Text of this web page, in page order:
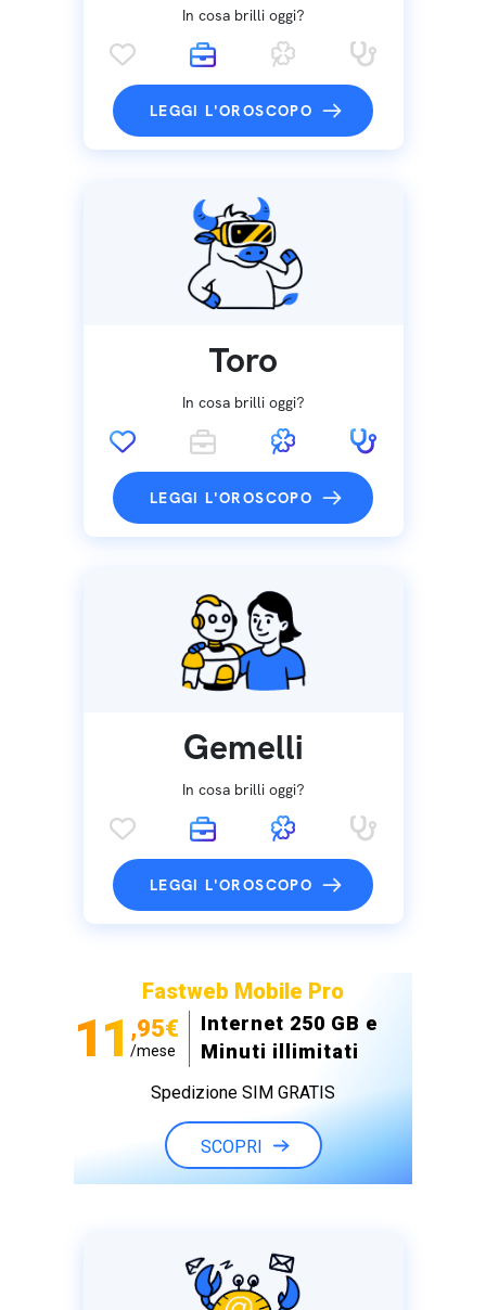
In cosa brilli oggi?
LEGGI L'OROSCOPO
Toro
In cosa brilli oggi?
LEGGI L'OROSCOPO
Gemelli
In cosa brilli oggi?
LEGGI L'OROSCOPO
Fastweb Mobile Pro
11 ,95€
/mese
Internet 250 GB e
Minuti illimitati
Spedizione SIM GRATIS
SCOPRI